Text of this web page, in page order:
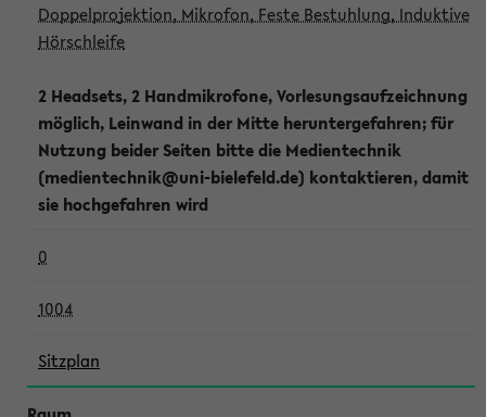
Doppelprojektion, Mikrofon, Feste Bestuhlung, Induktive
Hörschleife
2 Headsets, 2 Handmikrofone, Vorlesungsaufzeichnung
möglich, Leinwand in der Mitte heruntergefahren; für
Nutzung beider Seiten bitte die Medientechnik
(medientechnik@uni-bielefeld.de) kontaktieren, damit
sie hochgefahren wird
0
1004
Sitzplan